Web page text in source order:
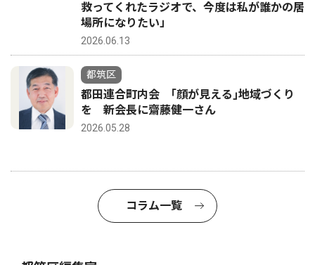
救ってくれたラジオで、今度は私が誰かの居
場所になりたい」
2026.06.13
都筑区
都田連合町内会 ｢顔が見える｣地域づくり
を 新会長に齋藤健一さん
2026.05.28
コラム一覧